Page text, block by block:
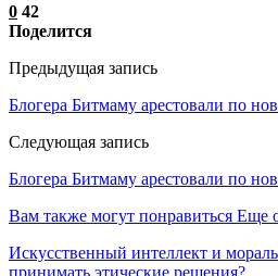
0 42
Поделится
Предыдущая запись
Блогера Битмаму арестовали по
Следующая запись
Блогера Битмаму арестовали по
Вам также могут понравиться Еще
Искусственный интеллект и
принимать этические решения?